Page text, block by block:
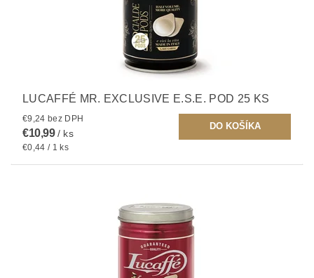
LUCAFFÉ MR. EXCLUSIVE E.S.E. POD 25 KS
€9,24 bez DPH
€10,99/ ks
€0,44 / 1 ks